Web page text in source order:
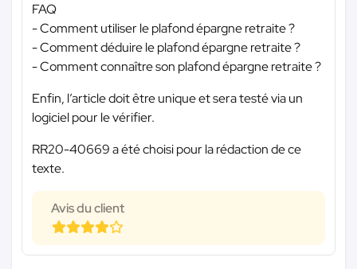
FAQ
- Comment utiliser le plafond épargne retraite ?
- Comment déduire le plafond épargne retraite ?
- Comment connaître son plafond épargne retraite ?
Enfin, l’article doit être unique et sera testé via un
logiciel pour le vérifier.
RR20-40669 a été choisi pour la rédaction de ce
texte.
Avis du client